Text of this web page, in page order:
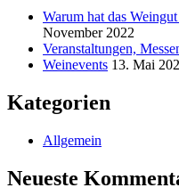
Warum hat das
November 2022
Veranstaltungen,
Weinevents 13. Mai
Kategorien
Allgemein
Neueste